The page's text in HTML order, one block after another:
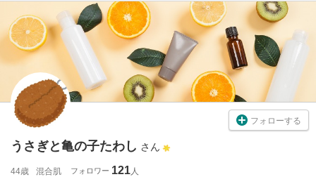
フォローする
うさぎと亀の子たわし さん
44歳 混合肌 フォロワー 121